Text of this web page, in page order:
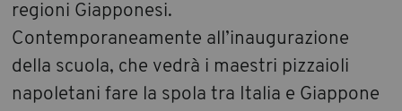
regioni Giapponesi.
Contemporaneamente all’inaugurazione
della scuola, che vedrà i maestri pizzaioli
napoletani fare la spola tra Italia e Giappone